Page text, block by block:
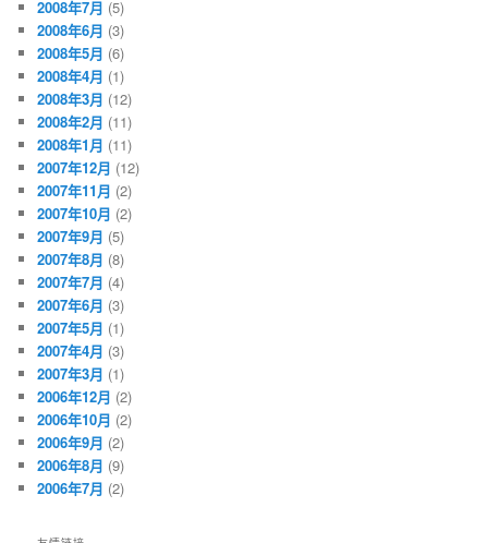
2008年7月 (5)
2008年6月 (3)
2008年5月 (6)
2008年4月 (1)
2008年3月 (12)
2008年2月 (11)
2008年1月 (11)
2007年12月 (12)
2007年11月 (2)
2007年10月 (2)
2007年9月 (5)
2007年8月 (8)
2007年7月 (4)
2007年6月 (3)
2007年5月 (1)
2007年4月 (3)
2007年3月 (1)
2006年12月 (2)
2006年10月 (2)
2006年9月 (2)
2006年8月 (9)
2006年7月 (2)